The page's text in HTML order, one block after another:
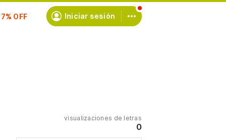
Iniciar sesión
visualizaciones de letras
0